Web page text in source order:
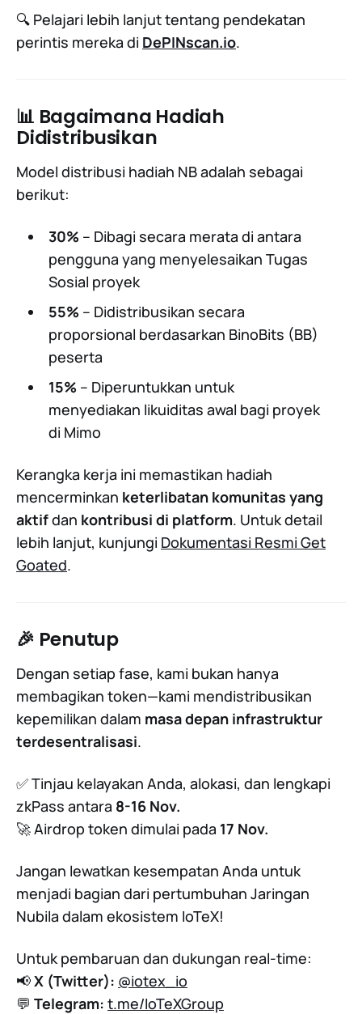
🔍 Pelajari lebih lanjut tentang pendekatan
perintis mereka di DePINscan.io.
📊 Bagaimana Hadiah
Didistribusikan
Model distribusi hadiah NB adalah sebagai
berikut:
30% – Dibagi secara merata di antara
pengguna yang menyelesaikan Tugas
Sosial proyek
55% – Didistribusikan secara
proporsional berdasarkan BinoBits (BB)
peserta
15% – Diperuntukkan untuk
menyediakan likuiditas awal bagi proyek
di Mimo
Kerangka kerja ini memastikan hadiah
mencerminkan keterlibatan komunitas yang
aktifdan kontribusi di platform. Untuk detail
lebih lanjut, kunjungi Dokumentasi Resmi Get
Goated.
🎉 Penutup
Dengan setiap fase, kami bukan hanya
membagikan token—kami mendistribusikan
kepemilikan dalam masa depan infrastruktur
terdesentralisasi.
✅ Tinjau kelayakan Anda, alokasi, dan lengkapi
zkPass antara 8-16 Nov.
🚀 Airdrop token dimulai pada 17 Nov.
Jangan lewatkan kesempatan Anda untuk
menjadi bagian dari pertumbuhan Jaringan
Nubila dalam ekosistem IoTeX!
Untuk pembaruan dan dukungan real-time:
📢X (Twitter): @iotex_io
💬 Telegram: t.me/IoTeXGroup